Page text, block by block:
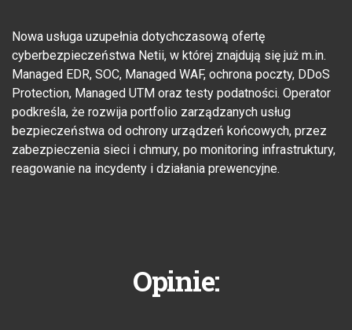
Nowa usługa uzupełnia dotychczasową ofertę
cyberbezpieczeństwa Netii, w której znajdują się już m.in.
Managed EDR, SOC, Managed WAF, ochrona poczty, DDoS
Protection, Managed UTM oraz testy podatności. Operator
podkreśla, że rozwija portfolio zarządzanych usług
bezpieczeństwa od ochrony urządzeń końcowych, przez
zabezpieczenia sieci i chmury, po monitoring infrastruktury,
reagowanie na incydenty i działania prewencyjne.
Opinie: